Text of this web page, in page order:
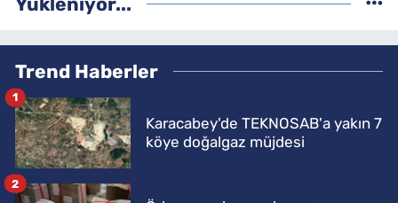
Trend Haberler
Karacabey'de TEKNOSAB'a yakın 7
köye doğalgaz müjdesi
1
2